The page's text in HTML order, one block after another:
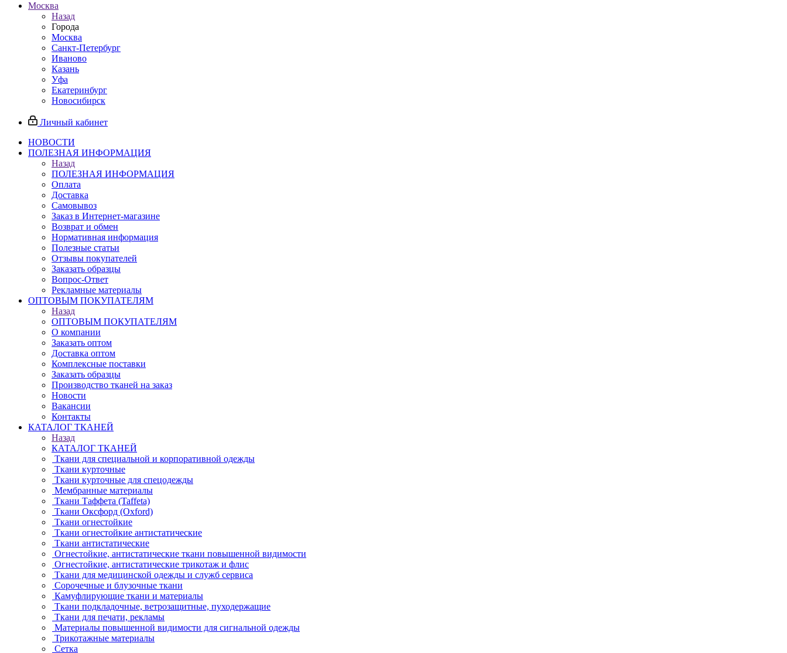
Москва
Назад
Города
Москва
Санкт-Петербург
Иваново
Казань
Уфа
Екатеринбург
Новосибирск
Личный кабинет
НОВОСТИ
ПОЛЕЗНАЯ ИНФОРМАЦИЯ
Назад
ПОЛЕЗНАЯ ИНФОРМАЦИЯ
Оплата
Доставка
Самовывоз
Заказ в Интернет-магазине
Возврат и обмен
Нормативная информация
Полезные статьи
Отзывы покупателей
Заказать образцы
Вопрос-Ответ
Рекламные материалы
ОПТОВЫМ ПОКУПАТЕЛЯМ
Назад
ОПТОВЫМ ПОКУПАТЕЛЯМ
О компании
Заказать оптом
Доставка оптом
Комплексные поставки
Заказать образцы
Производство тканей на заказ
Новости
Вакансии
Контакты
КАТАЛОГ ТКАНЕЙ
Назад
КАТАЛОГ ТКАНЕЙ
Ткани для специальной и корпоративной одежды
Ткани курточные
Ткани курточные для спецодежды
Мембранные материалы
Ткани Таффета (Taffeta)
Ткани Оксфорд (Oxford)
Ткани огнестойкие
Ткани огнестойкие антистатические
Ткани антистатические
Огнестойкие, антистатические ткани повышенной видимости
Огнестойкие, антистатические трикотаж и флис
Ткани для медицинской одежды и служб сервиса
Сорочечные и блузочные ткани
Камуфлирующие ткани и материалы
Ткани подкладочные, ветрозащитные, пуходержащие
Ткани для печати, рекламы
Материалы повышенной видимости для сигнальной одежды
Трикотажные материалы
Сетка